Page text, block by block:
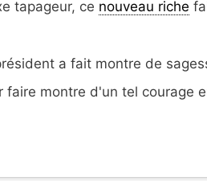
tapageur, ce nouveau riche
a fait montre de
faire montre d'un tel courage